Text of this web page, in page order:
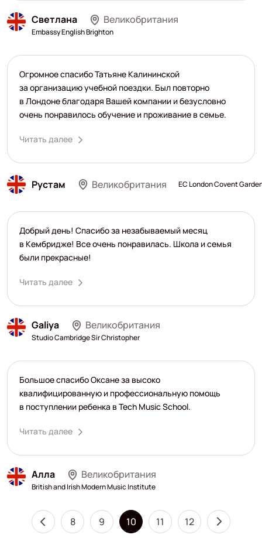
Светлана Великобритания
Embassy English Brighton
Рустам Великобритания EC London Covent
Огромное спасибо Татьяне Калининской
за организацию учебной поездки. Был повторно
в Лондоне благодаря Вашей компании и безусловно
очень понравилось обучение и проживание в семье.
Читать далее
Galiya Великобритания
Studio Cambridge Sir Christopher
Добрый день! Спасибо за незабываемый месяц
в Кембридже! Все очень понравилась. Школа и семья
были прекрасные!
Читать далее
Алла Великобритания
British and Irish Modern Music Institute
Большое спасибо Оксане за высоко
квалифицированную и профессиональную помощь
в поступлении ребенка в Tech Music School.
Читать далее
8 9 10 11 12